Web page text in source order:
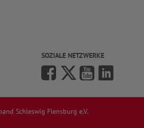
SOZIALE NETZWERKE
Schleswig Flensburg e.V.